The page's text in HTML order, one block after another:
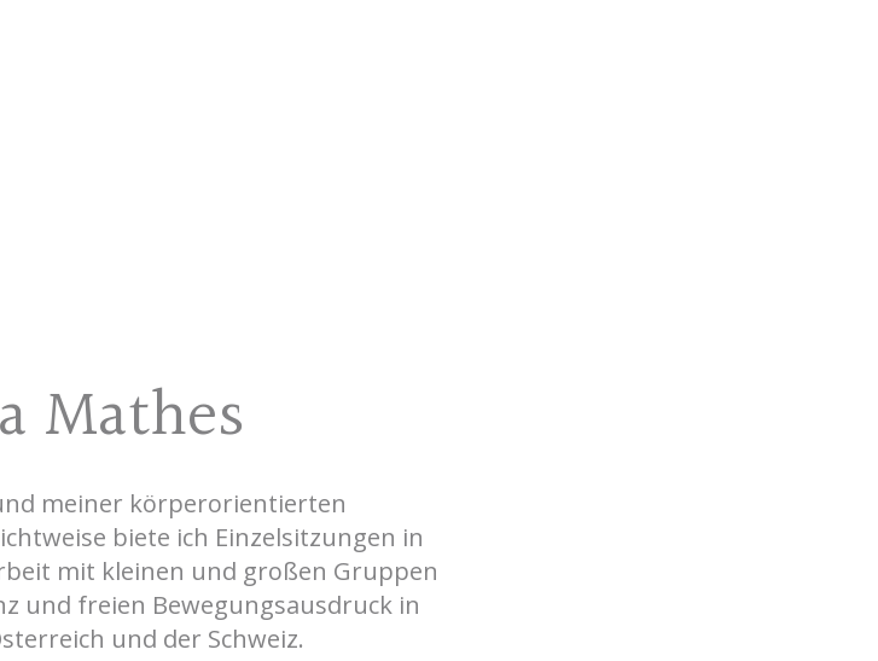
Mathes
meiner körperorientierten
biete ich Einzelsitzungen in
mit kleinen und großen Gruppen
und freien Bewegungsausdruck in
und der Schweiz.